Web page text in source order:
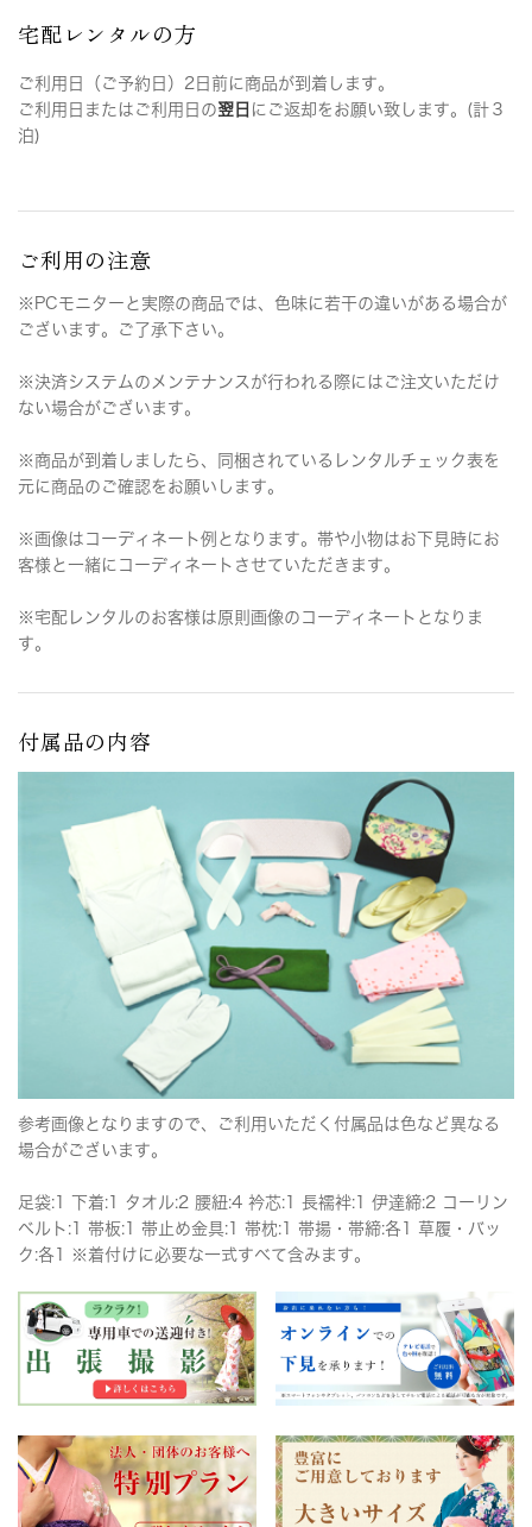
宅配レンタルの方
ご利用日（ご予約日）2日前に商品が到着します。
ご利用日またはご利用日の翌日 にご返却をお願い致します。(計３
泊)
ご利用の注意
※PCモニターと実際の商品では、色味に若干の違いがある場合が
ございます。ご了承下さい。
※決済システムのメンテナンスが行われる際にはご注文いただけ
ない場合がございます。
※商品が到着しましたら、同梱されているレンタルチェック表を
元に商品のご確認をお願いします。
※画像はコーディネート例となります。帯や小物はお下見時にお
客様と一緒にコーディネートさせていただきます。
※宅配レンタルのお客様は原則画像のコーディネートとなりま
す。
付属品の内容
参考画像となりますので、ご利用いただく付属品は色など異なる
場合がございます。
足袋:1 下着:1 タオル:2 腰紐:4 衿芯:1 長襦袢:1 伊達締:2 コーリン
ベルト:1 帯板:1 帯止め金具:1 帯枕:1 帯揚・帯締:各1 草履・バッ
ク:各1 ※着付けに必要な一式すべて含みます。